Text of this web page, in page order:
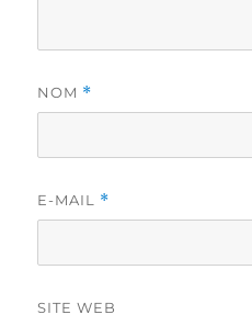
NOM *
E-MAIL *
SITE WEB